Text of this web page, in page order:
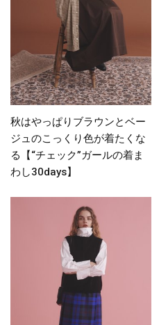
秋はやっぱりブラウンとベー
ジュのこっくり色が着たくな
る【“チェック”ガールの着ま
わし30days】